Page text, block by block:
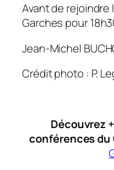
Avant de rejoindre
Garches pour
Jean-Michel
Crédit photo : P.
Découvrez
conférences du